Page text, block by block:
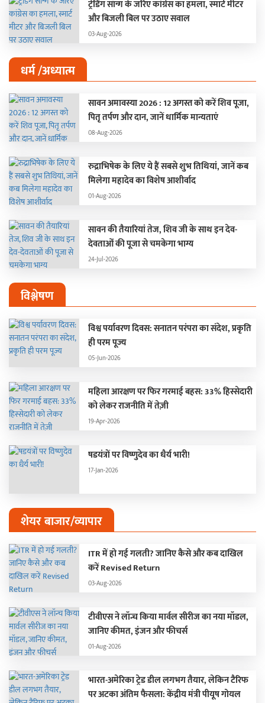
ट्रेंडिंग सॉन्ग के जरिए कांग्रेस का हमला, स्मार्ट मीटर
और बिजली बिल पर उठाए सवाल
03-Aug-2026
धर्म /अध्यात्म
सावन अमावस्या 2026 : 12 अगस्त को करें शिव पूजा,
पितृ तर्पण और दान, जानें धार्मिक मान्यताएं
08-Aug-2026
रुद्राभिषेक के लिए ये हैं सबसे शुभ तिथियां, जानें कब
मिलेगा महादेव का विशेष आशीर्वाद
01-Aug-2026
सावन की तैयारियां तेज, शिव जी के साथ इन देव-
देवताओं की पूजा से चमकेगा भाग्य
24-Jul-2026
विश्लेषण
विश्व पर्यावरण दिवस: सनातन परंपरा का संदेश, प्रकृति
ही परम पूज्य
05-Jun-2026
महिला आरक्षण पर फिर गरमाई बहस: 33% हिस्सेदारी
को लेकर राजनीति में तेज़ी
19-Apr-2026
षडयंत्रों पर विष्णुदेव का धैर्य भारी!
17-Jan-2026
शेयर बाजार/व्यापार
ITR में हो गई गलती? जानिए कैसे और कब दाखिल
करें Revised Return
03-Aug-2026
टीवीएस ने लॉन्च किया मार्वल सीरीज का नया मॉडल,
जानिए कीमत, इंजन और फीचर्स
01-Aug-2026
भारत-अमेरिका ट्रेड डील लगभग तैयार, लेकिन टैरिफ
पर अटका अंतिम फैसला: केंद्रीय मंत्री पीयूष गोयल